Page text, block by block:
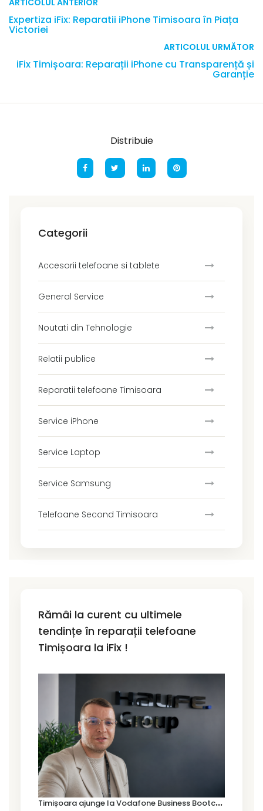
Expertiza iFix: Reparatii iPhone Timisoara în Piața
Victoriei
ARTICOLUL URMĂTOR
iFix Timișoara: Reparații iPhone cu Transparență și
Garanție
Distribuie
Categorii
Accesorii telefoane si tablete
General Service
Noutati din Tehnologie
Relatii publice
Reparatii telefoane Timisoara
Service iPhone
Service Laptop
Service Samsung
Telefoane Second Timisoara
Rămâi la curent cu ultimele
tendințe în reparații telefoane
Timișoara la iFix !
T
imișoara ajunge la Vodafone Business Bootcamp prin Marius Cermian de la Armour România